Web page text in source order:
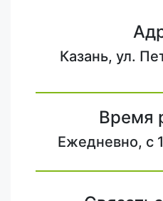
Казань, ул.
Время
Ежедневно, с